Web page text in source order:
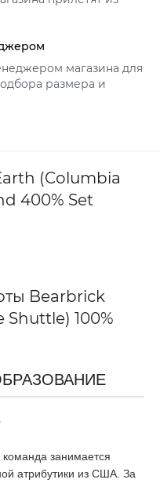
магазина для
размера и
(Columbia
400% Set
Bearbrick
Shuttle) 100%
занимается
атрибутики из США. За